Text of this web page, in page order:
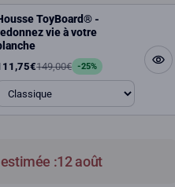
ToyBoard® -
vie à votre
149,00€ -25%
:12 août